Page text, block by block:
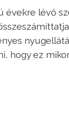
évekre lévő
hogy ez